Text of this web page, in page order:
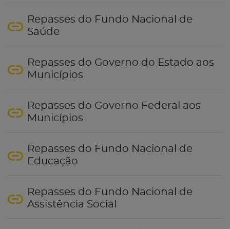
Repasses do Fundo Nacional de
Saúde
Repasses do Governo do Estado aos
Municípios
Repasses do Governo Federal aos
Municípios
Repasses do Fundo Nacional de
Educação
Repasses do Fundo Nacional de
Assistência Social